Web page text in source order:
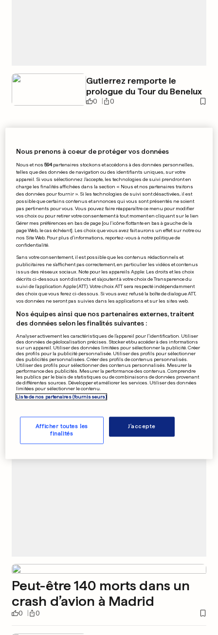
Gutierrez remporte le
prologue du Tour du Benelux
0 0
New-York pourrait accueillir
des éoliennes sur ses gratte-
ciel
0 0
Usain Bolt écrase le 200 m
0 0
La partenaire de Di Caprio
privée d’Hollywood
0 0
McCain prend l'avantage
dans les sondages
0 0
Peut-être 140 morts dans un
crash d’avion à Madrid
0 0
Nous prenons à coeur de protéger vos données
Nous et nos594partenaires stockons et accédons à des données personnelles,
telles que des données de navigation ou des identifiants uniques, sur votre
appareil. Si vous sélectionnez J'accepte, les technologies de suivi prendront en
charge les finalités affichées dans la section « Nous et nos partenaires traitons
des données pour fournir ». Si les technologies de suivi sont désactivées, il est
possible que certains contenus et annonces qui vous sont présentés ne soient
pas pertinents pour vous. Vous pouvez faire réapparaître ce menu pour modifier
vos choix ou pour retirer votre consentement à tout moment en cliquant sur le lien
Gérer mes préférences en bas de page [ou l'icône flottante en bas à gauche de la
page Web, le cas échéant]. Les choix que vous avez fait aurons un effet sur notre ou
nos Site Web. Pour plus d’informations, reportez-vous à notre politique de
confidentialité.
Sans votre consentement, il est possible que les contenus rédactionnels et
publicitaires ne s'affichent pas correctement, en particulier les vidéos et contenus
issus des réseaux sociaux. Note pour les appareils Apple: Les droits et les choix
décrits ci-dessous sont distincts et s'ajoutent à votre choix de Transparence du
suivi de l'application Apple (ATT). Votre choix ATT sera respecté indépendamment
des choix que vous ferez ci-dessous. Si vous avez refusé la boîte de dialogue ATT,
vos données ne seront pas suivies dans les applications et sur les sites web.
Nos équipes ainsi que nos partenaires externes, traitent
des données selon les finalités suivantes :
Analyser activement les caractéristiques de l’appareil pour l’identification. Utiliser
des données de géolocalisation précises. Stocker et/ou accéder à des informations
sur un appareil. Utiliser des données limitées pour sélectionner la publicité. Créer
des profils pour la publicité personnalisée. Utiliser des profils pour sélectionner
des publicités personnalisées. Créer des profils de contenus personnalisés.
Utiliser des profils pour sélectionner des contenus personnalisés. Mesurer la
performance des publicités. Mesurer la performance des contenus. Comprendre
les publics par le biais de statistiques ou de combinaisons de données provenant
de différentes sources. Développer et améliorer les services. Utiliser des données
limitées pour sélectionner le contenu.
Liste de nos partenaires (fournisseurs)
Afficher toutes les
finalités
J'accepte